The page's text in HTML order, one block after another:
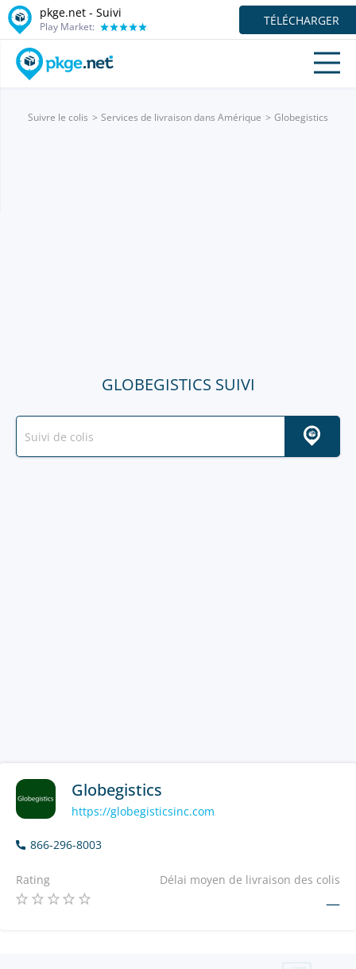
pkge.net - Suivi
Play Market: TÉLÉCHARGER
Suivre le colis Services de livraison dans Amérique Globegistics
GLOBEGISTICS SUIVI
Globegistics
https://globegisticsinc.com
866-296-8003
Rating Délai moyen de livraison des colis
—